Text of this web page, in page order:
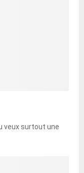
veux surtout une